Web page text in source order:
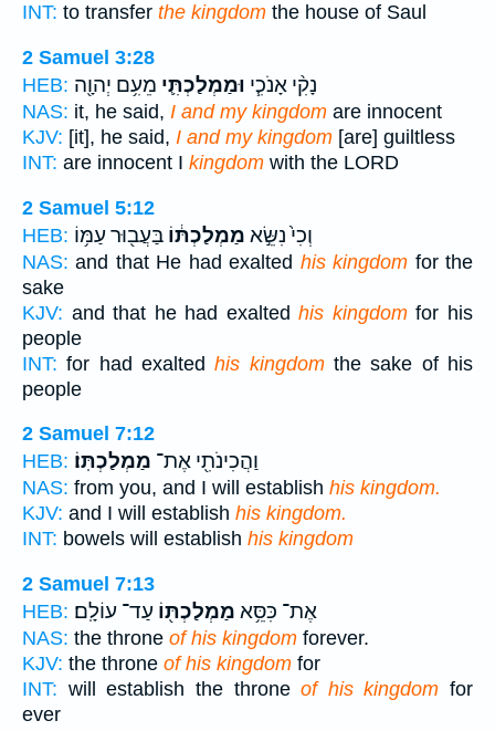
INT: to transfer the kingdom the house of Saul
2 Samuel 3:28
HEB:
נָקִ֨י אָנֹכִ֧י וּמַמְלַכְתִּ֛י מֵעִ֥ם יְהוָ֖ה
NAS: it, he said, I and my kingdom are innocent
KJV: [it], he said, I and my kingdom [are] guiltless
INT: are innocent I kingdom with the LORD
2 Samuel 5:12
HEB:
וְכִי֙ נִשֵּׂ֣א מַמְלַכְתּ֔וֹ בַּעֲב֖וּר עַמּ֥וֹ
NAS: and that He had exalted his kingdom for the
sake
KJV: and that he had exaltedhis kingdomfor his
people
INT: for had exaltedhis kingdomthe sake of his
people
2 Samuel 7:12
HEB:
וַהֲכִינֹתִ֖י אֶת־ מַמְלַכְתּֽוֹ׃
NAS: from you, and I will establish his kingdom.
KJV: and I will establish his kingdom.
INT: bowels will establish his kingdom
2 Samuel 7:13
HEB:
אֶת־ כִּסֵּ֥א מַמְלַכְתּ֖וֹ עַד־ עוֹלָֽם׃
NAS: the throne of his kingdom forever.
KJV: the throne of his kingdom for
INT: will establish the throneof his kingdom for
ever